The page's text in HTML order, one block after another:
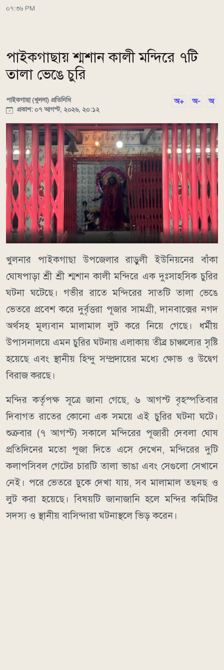
০৭:৩৬ PM
পাইকগাছায় শ্মশান কালী মন্দিরে ৭টি
তালা ভেঙে চুরি
পাইকগাছা (খুলনা) প্রতিনিধি
প্রকাশ: ০৭ আগস্ট, ২০২৬, ২০:১২
অ+ অ- অ
খুলনার পাইকগাছা উপজেলার রাড়ুলী ইউনিয়নের বাঁকা
ঘোষপাড়া শ্রী শ্রী শ্মশান কালী মন্দিরে এক দুঃসাহসিক চুরির
ঘটনা ঘটেছে। গভীর রাতে মন্দিরের সাতটি তালা ভেঙে
ভেতরে প্রবেশ করে দুর্বৃত্তরা পূজার সামগ্রী, দানবাক্সের নগদ
অর্থসহ মূল্যবান মালামাল লুট করে নিয়ে গেছে। ধর্মীয়
উপাসনালয়ে এমন চুরির ঘটনায় এলাকায় তীব্র চাঞ্চল্যের সৃষ্টি
হয়েছে এবং স্থানীয় হিন্দু সম্প্রদায়ের মধ্যে ক্ষোভ ও উদ্বেগ
বিরাজ করছে।
মন্দির কর্তৃপক্ষ সূত্রে জানা গেছে, ৬ আগস্ট বৃহস্পতিবার
দিবাগত রাতের কোনো এক সময়ে এই চুরির ঘটনা ঘটে।
শুক্রবার (৭ আগস্ট) সকালে মন্দিরের পূজারী দেবলা ঘোষ
প্রতিদিনের মতো পূজা দিতে এসে দেখেন, মন্দিরের দুটি
কলাপসিবল গেটের চারটি তালা ভাঙা এবং সেগুলো সেখানে
নেই। পরে ভেতরে ঢুকে দেখা যায়, সব মালামাল তছনছ ও
লুট করা হয়েছে। বিষয়টি জানাজানি হলে মন্দির কমিটির
সদস্য ও স্থানীয় বাসিন্দারা ঘটনাস্থলে ভিড় করেন।